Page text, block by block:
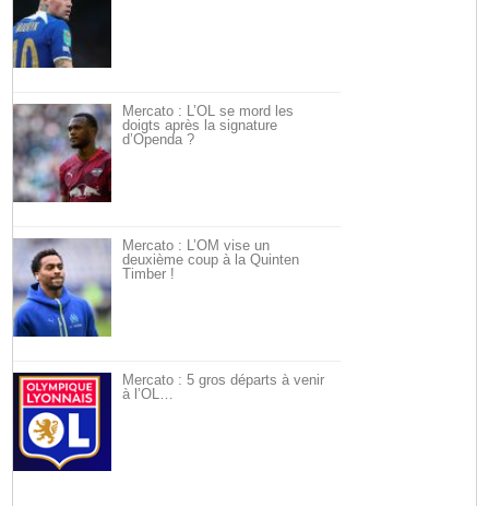
Mercato : L’OL se mord les
doigts après la signature
d’Openda ?
Mercato : L’OM vise un
deuxième coup à la Quinten
Timber !
Mercato : 5 gros départs à venir
à l’OL…